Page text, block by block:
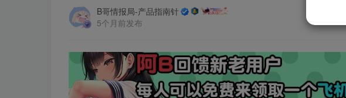
B哥情报局-产品指南针
5个月前发布